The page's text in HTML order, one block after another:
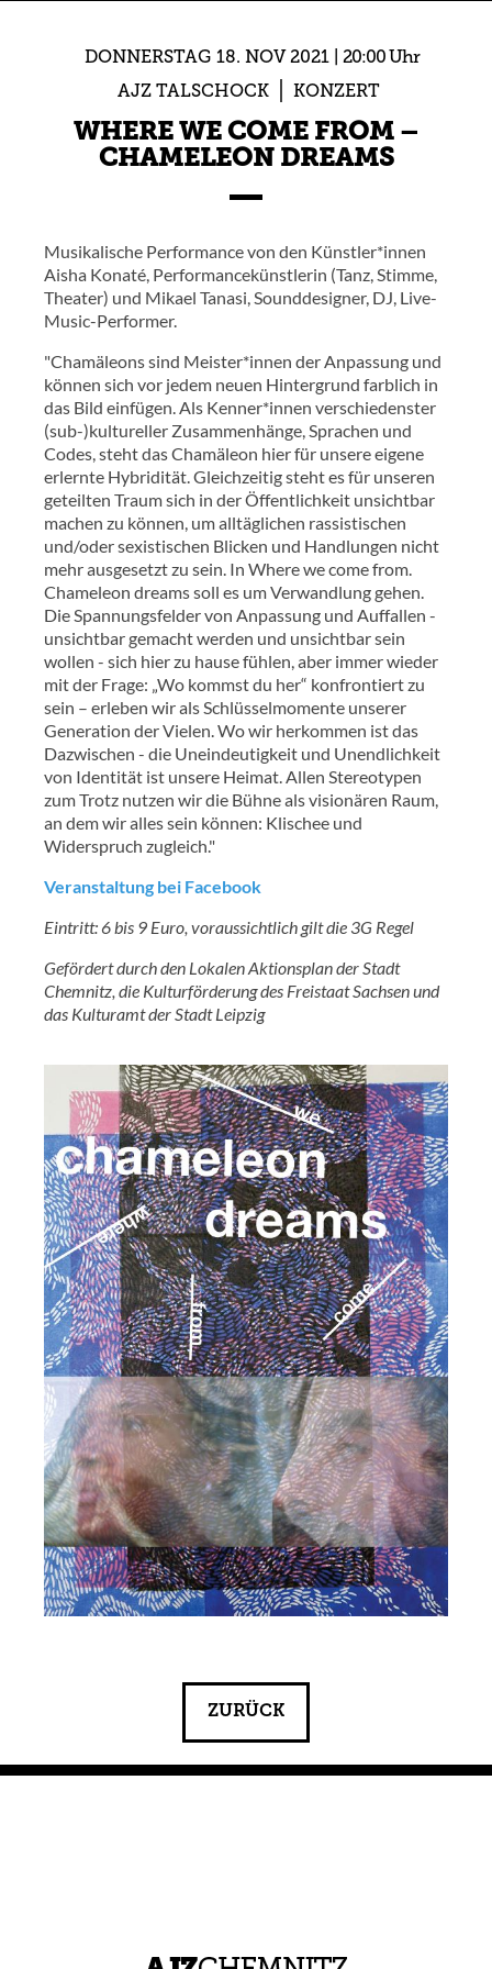
DONNERSTAG 18. NOV 2021
20:00 Uhr
AJZ TALSCHOCK
KONZERT
WHERE WE COME FROM –
CHAMELEON DREAMS
Musikalische Performance von den Künstler*innen
Aisha Konaté, Performancekünstlerin (Tanz, Stimme,
Theater) und Mikael Tanasi, Sounddesigner, DJ, Live-
Music-Performer.
"Chamäleons sind Meister*innen der Anpassung und
können sich vor jedem neuen Hintergrund farblich in
das Bild einfügen. Als Kenner*innen verschiedenster
(sub-)kultureller Zusammenhänge, Sprachen und
Codes, steht das Chamäleon hier für unsere eigene
erlernte Hybridität. Gleichzeitig steht es für unseren
geteilten Traum sich in der Öffentlichkeit unsichtbar
machen zu können, um alltäglichen rassistischen
und/oder sexistischen Blicken und Handlungen nicht
mehr ausgesetzt zu sein. In Where we come from.
Chameleon dreams soll es um Verwandlung gehen.
Die Spannungsfelder von Anpassung und Auffallen -
unsichtbar gemacht werden und unsichtbar sein
wollen - sich hier zu hause fühlen, aber immer wieder
mit der Frage: „Wo kommst du her“ konfrontiert zu
sein – erleben wir als Schlüsselmomente unserer
Generation der Vielen. Wo wir herkommen ist das
Dazwischen - die Uneindeutigkeit und Unendlichkeit
von Identität ist unsere Heimat. Allen Stereotypen
zum Trotz nutzen wir die Bühne als visionären Raum,
an dem wir alles sein können: Klischee und
Widerspruch zugleich."
Veranstaltung bei Facebook
Eintritt: 6 bis 9 Euro, voraussichtlich gilt die 3G Regel
Gefördert durch den Lokalen Aktionsplan der Stadt
Chemnitz, die Kulturförderung des Freistaat Sachsen und
das Kulturamt der Stadt Leipzig
ZURÜCK